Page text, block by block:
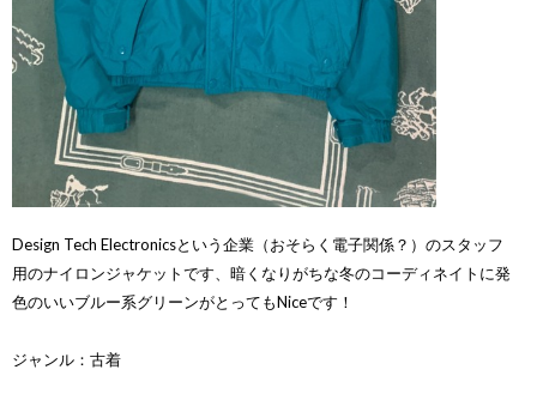
Design Tech Electronicsという企業（おそらく電子関係？）のスタッフ
用のナイロンジャケットです、暗くなりがちな冬のコーディネイトに発
色のいいブルー系グリーンがとってもNiceです！
ジャンル：古着